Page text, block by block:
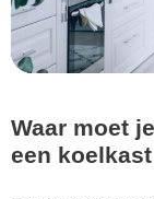
Waar moet
een